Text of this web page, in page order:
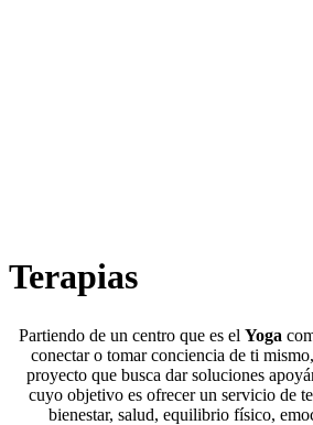
Terapias
Partiendo de un centro que es el Yoga
conectar o tomar conciencia de ti
proyecto que busca dar soluciones
cuyo objetivo es ofrecer un servicio de
bienestar, salud, equilibrio físico,